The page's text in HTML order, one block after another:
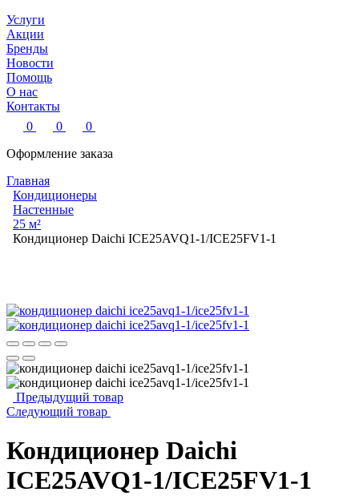
Услуги
Акции
Бренды
Новости
Помощь
О нас
Контакты
0
0
0
Оформление заказа
Главная
Кондиционеры
Настенные
25 м²
Кондиционер Daichi ICE25AVQ1-1/ICE25FV1-1
Предыдущий товар
Следующий товар
Кондиционер Daichi
ICE25AVQ1-1/ICE25FV1-1